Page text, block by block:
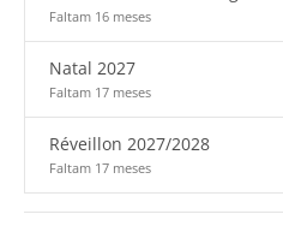
Faltam 16 meses
Natal 2027
Faltam 17 meses
Réveillon 2027/2028
Faltam 17 meses